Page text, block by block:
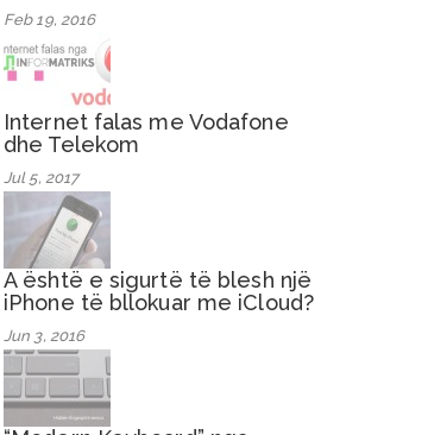
Feb 19, 2016
Internet falas me Vodafone
dhe Telekom
Jul 5, 2017
A është e sigurtë të blesh një
iPhone të bllokuar me iCloud?
Jun 3, 2016